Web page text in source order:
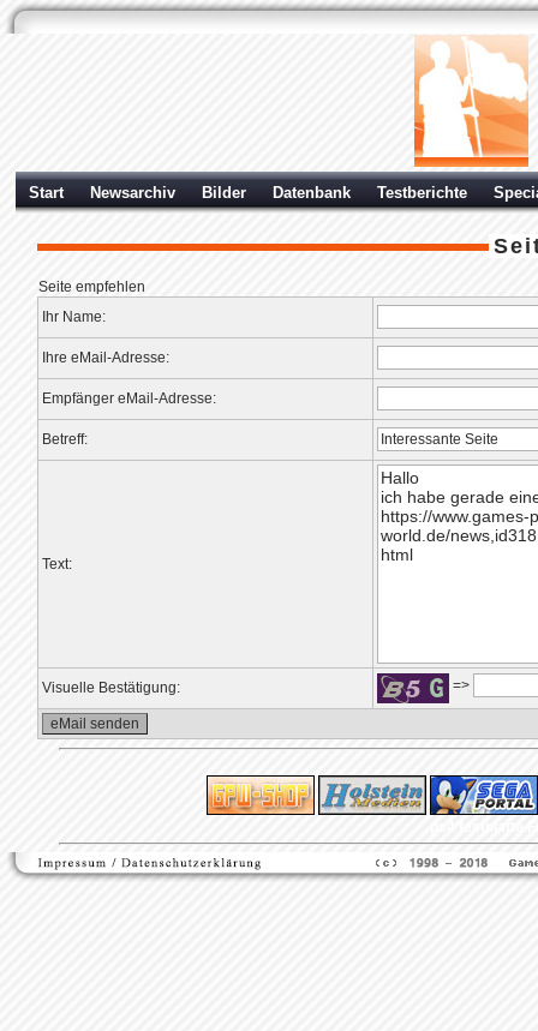
Start Newsarchiv Bilder Datenbank Testberichte
Seite empfehlen
Ihr Name:
Ihre eMail-Adresse:
Empfänger eMail-Adresse:
Betreff:
Text:
Visuelle Bestätigung: =>